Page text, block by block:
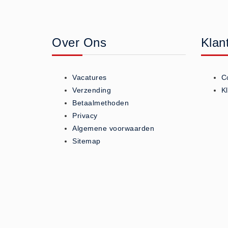
Koud - Warm kompressen (3)
Overige (1)
Teken - Beten sets (5)
Vitamines en mineralen (0)
Eerste Hulp Paneel
Eerste Hulp Paneel (0)
Over Ons
Vacatures
Verzending
Betaalmethoden
Privacy
Algemene voorwaarden
Sitemap